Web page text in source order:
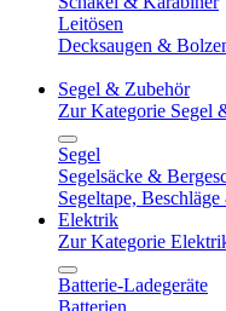
Leitösen
Decksaugen &
Segel & Zubehör
Zur Kategorie Segel
Segel
Segelsäcke &
Segeltape,
Elektrik
Zur Kategorie
Batterie-Ladegeräte
Batterien